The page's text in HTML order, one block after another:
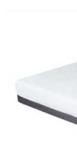
Hypnos